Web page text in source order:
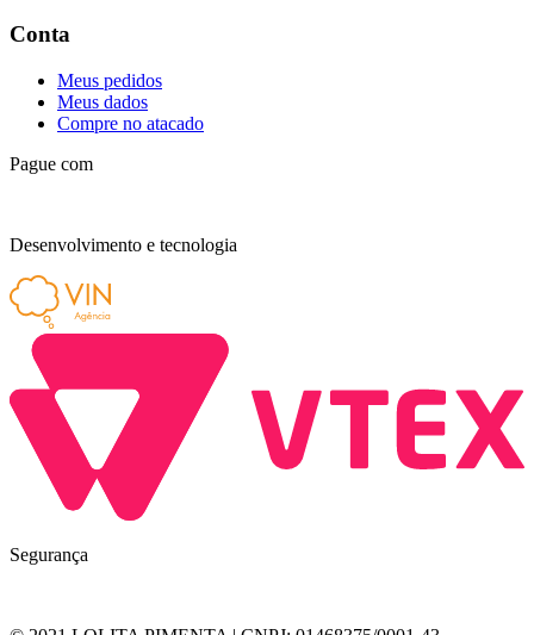
Conta
Meus pedidos
Meus dados
Compre no atacado
Pague com
Desenvolvimento e tecnologia
Segurança